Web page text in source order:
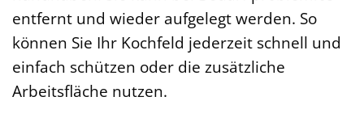
entfernt und wieder aufgelegt werden. So
können Sie Ihr Kochfeld jederzeit schnell und
einfach schützen oder die zusätzliche
Arbeitsfläche nutzen.